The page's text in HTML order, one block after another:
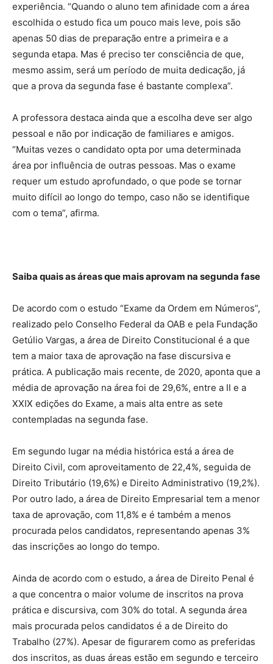
experiência. “Quando o aluno tem afinidade com a área
escolhida o estudo fica um pouco mais leve, pois são
apenas 50 dias de preparação entre a primeira e a
segunda etapa. Mas é preciso ter consciência de que,
mesmo assim, será um período de muita dedicação, já
que a prova da segunda fase é bastante complexa”.
A professora destaca ainda que a escolha deve ser algo
pessoal e não por indicação de familiares e amigos.
“Muitas vezes o candidato opta por uma determinada
área por influência de outras pessoas. Mas o exame
requer um estudo aprofundado, o que pode se tornar
muito difícil ao longo do tempo, caso não se identifique
com o tema”, afirma.
Saiba quais as áreas que mais aprovam na segunda fase
De acordo com o estudo “Exame da Ordem em Números”,
realizado pelo Conselho Federal da OAB e pela Fundação
Getúlio Vargas, a área de Direito Constitucional é a que
tem a maior taxa de aprovação na fase discursiva e
prática. A publicação mais recente, de 2020, aponta que a
média de aprovação na área foi de 29,6%, entre a II e a
XXIX edições do Exame, a mais alta entre as sete
contempladas na segunda fase.
Em segundo lugar na média histórica está a área de
Direito Civil, com aproveitamento de 22,4%, seguida de
Direito Tributário (19,6%) e Direito Administrativo (19,2%).
Por outro lado, a área de Direito Empresarial tem a menor
taxa de aprovação, com 11,8% e é também a menos
procurada pelos candidatos, representando apenas 3%
das inscrições ao longo do tempo.
Ainda de acordo com o estudo, a área de Direito Penal é
a que concentra o maior volume de inscritos na prova
prática e discursiva, com 30% do total. A segunda área
mais procurada pelos candidatos é a de Direito do
Trabalho (27%). Apesar de figurarem como as preferidas
dos inscritos, as duas áreas estão em segundo e terceiro